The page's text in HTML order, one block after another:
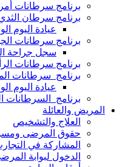
برنامج سرطانات
برنامج سرطان
عيادة اليوم
برنامج سرطانات
سجل جراحة
برنامج سرطانات
برنامج سرطانات
عيادة اليوم
برنامج السرطانات
المريض والعائلة
العلاج والتشخيص
حقوق المرضى
المشاركة في
الدخول لبوابة